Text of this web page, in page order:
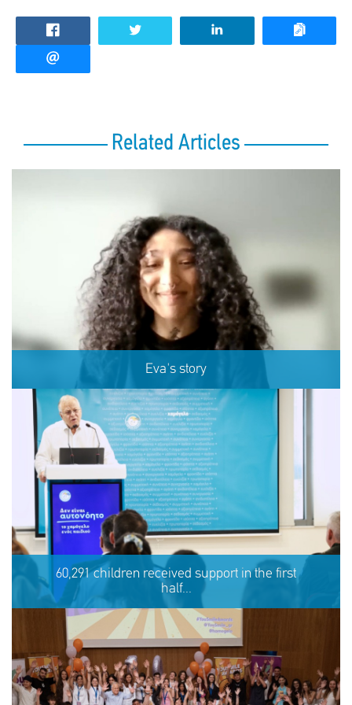
Related Articles
Eva's story
Eva's story
REACT
60,291 children received support in the first
half...